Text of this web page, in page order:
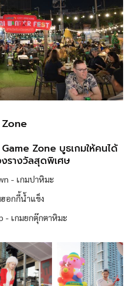
Zone บูธเกมให้คนได้
รางวัลสุดพิเศษ
- เกมปาหิมะ
อกกี้น้ำแข็ง
- เกมยกตุ๊กตาหิมะ